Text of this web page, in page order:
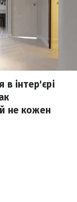
в інтер'єрі
не кожен